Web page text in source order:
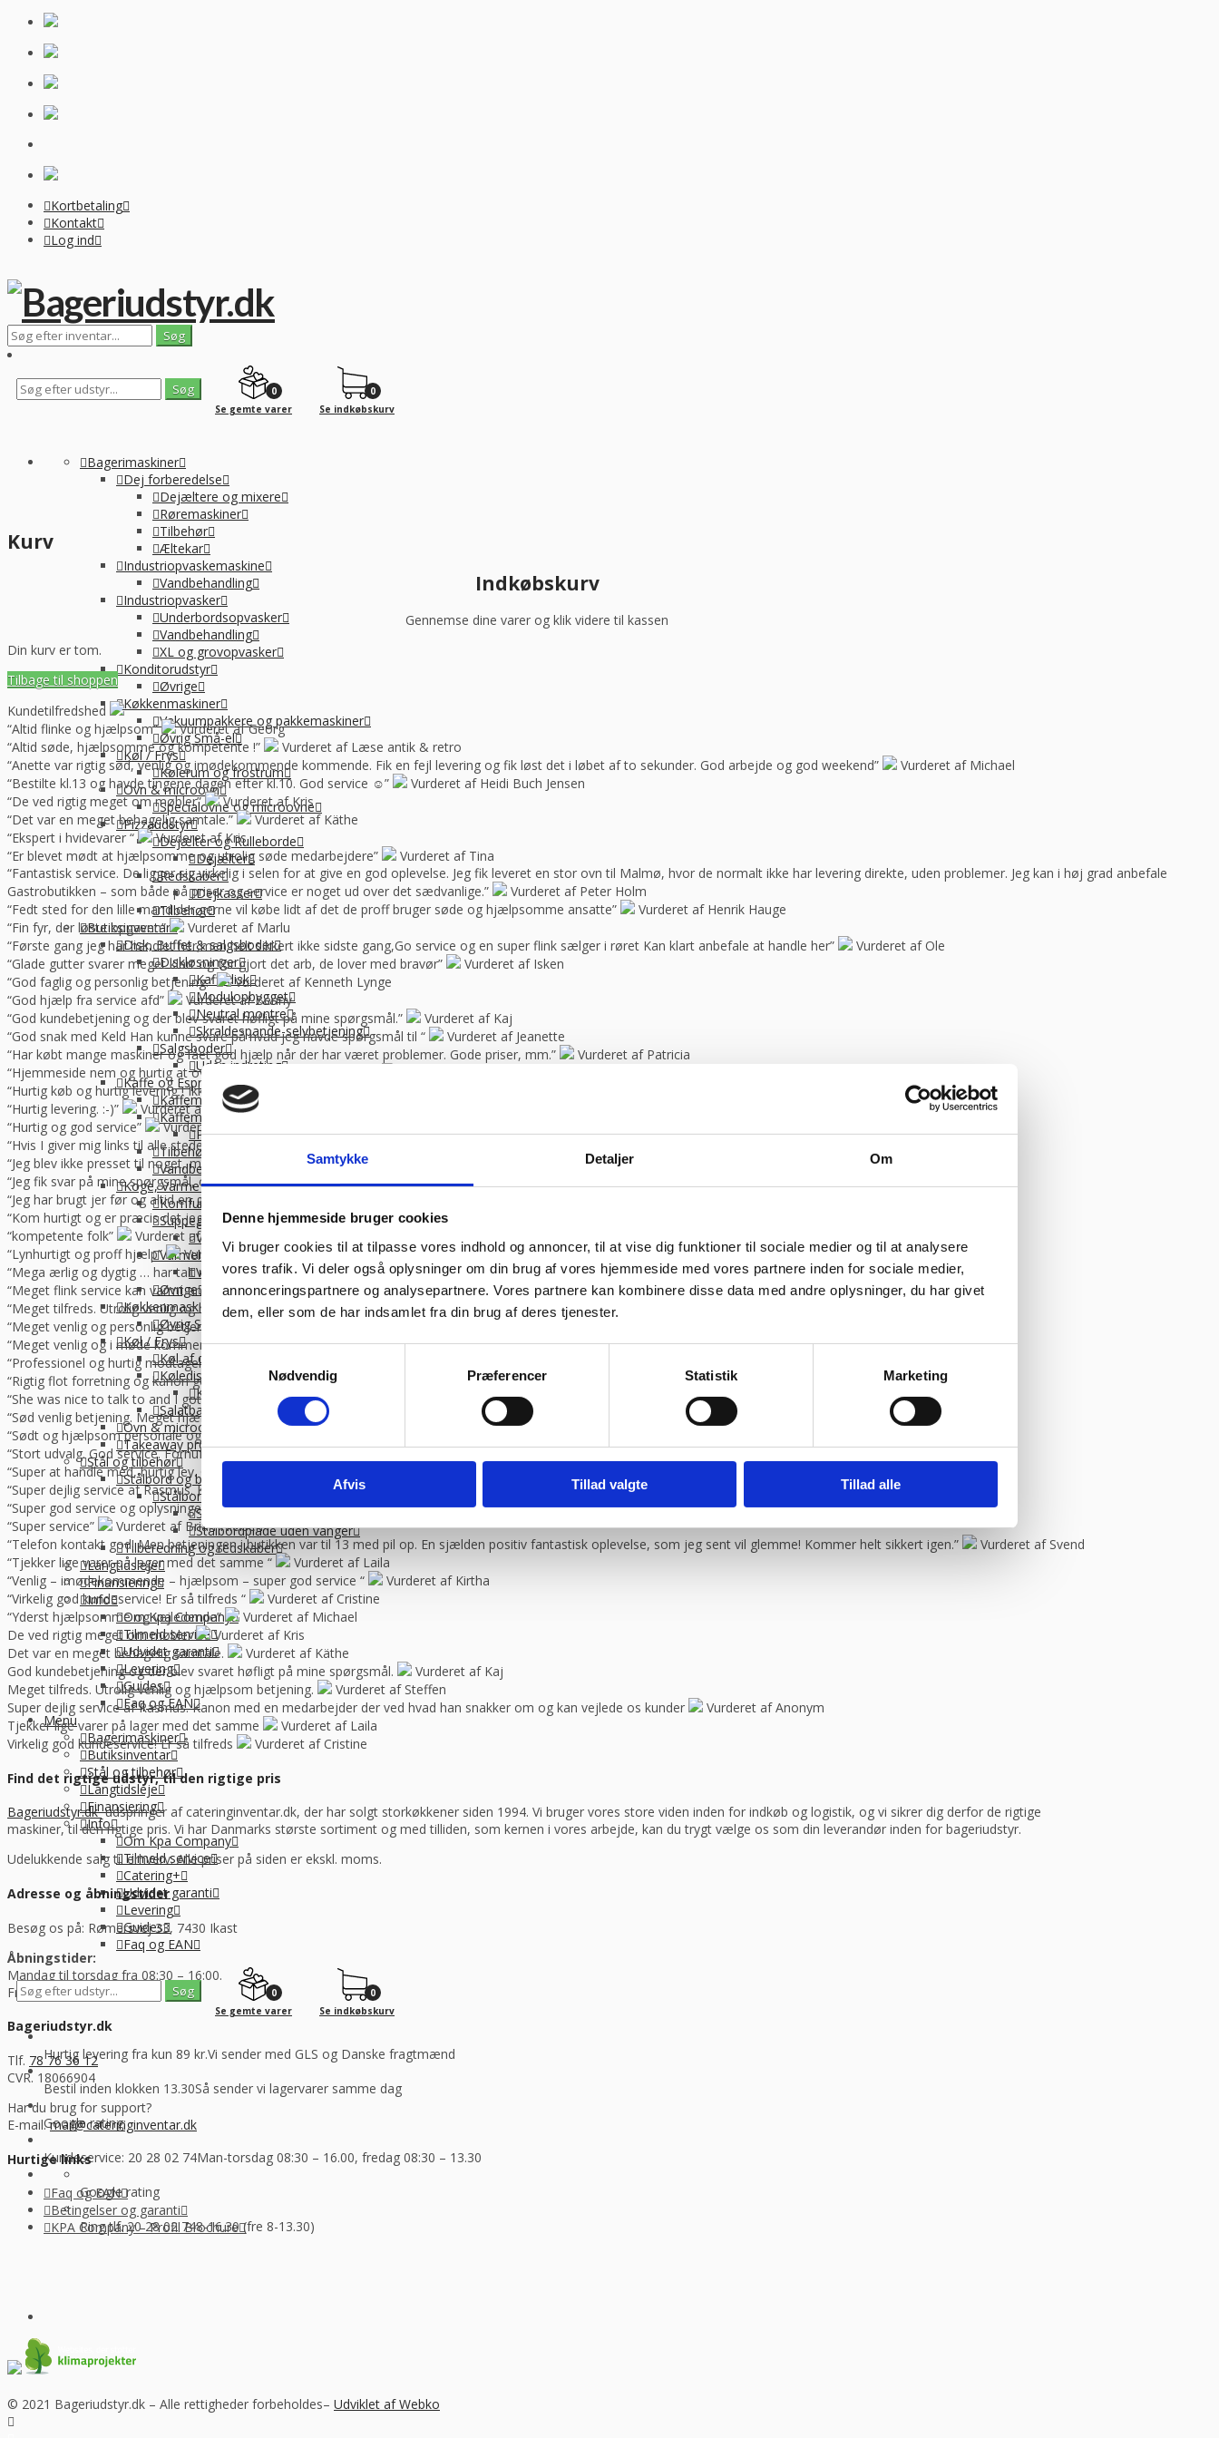
Samtykke Detaljer Om
Denne hjemmeside bruger cookies
Vi bruger cookies til at tilpasse vores indhold og annoncer, til at vise dig funktioner til sociale medier og til at analysere
vores trafik. Vi deler også oplysninger om din brug af vores hjemmeside med vores partnere inden for sociale medier,
annonceringspartnere og analysepartnere. Vores partnere kan kombinere disse data med andre oplysninger, du har givet
dem, eller som de har indsamlet fra din brug af deres tjenester.
Samtykkevalg
Nødvendig
Præferencer Statistik Marketing
Afvis Tillad valgte Tillad alle
Kortbetaling
Kontakt
Log ind
0
Se gemte varer
0
Se indkøbskurv
Bagerimaskiner
Dej forberedelse
Dejæltere og mixere
Røremaskiner
Tilbehør
Æltekar
Industriopvaskemaskine
Vandbehandling
Industriopvasker
Underbordsopvasker
Vandbehandling
XL og grovopvasker
Konditorudstyr
Øvrige
Køkkenmaskiner
Vakuumpakkere og pakkemaskiner
Øvrig Små-el
Køl / Frys
Kølerum og frostrum
Ovn & microovn
Specialovne og microovne
Pizzaudstyr
Dejælter og Rulleborde
Dejælter
Redskaber
Dejkasser
Tilbehør
Butiksinventar
Disk, Buffet & salgsboder
Diskløsninger
Kaffedisk
Modulopbygget
Neutral montre
Skraldespande-selvbetjening
Salgsboder
Uden indreting
Kaffe og Espresso
Kaffemaskine til baristakaffe
Kaffemaskiner til filterkaffe
Percolator kaffemaskine
Tilbehør til kaffebrygning
Vandbehandling
Koge, Varme og stege
Komfur / kogebord, EL og GAS
Suppegryde, vandvarmer og pølsevarmer
Vandvarmer og elkedel
Varmelampe, varmeplade og varmeskab
Varmeplade & varmlampe
Øvrige
Køkkenmaskiner
Øvrig Små-el
Køl / Frys
Køl af drikkevarer og vin
Køledisk, montre og kølereol
Kølemontre
Salatbar og Drop inn
Ovn & microovn
Takeaway produktion
Stål og tilbehør
Stålbord og bordplade
Stålbordplade
Stålbordplade med vanger
Stålbordplade uden vanger
Tilberedning og redskaber
Langtidsleje
Finansiering
Info
Om Kpa Company
Tilmeld service
Udvidet garanti
Levering
Guides
Faq og EAN
Menu
Bagerimaskiner
Butiksinventar
Stål og tilbehør
Langtidsleje
Finansiering
Info
Om Kpa Company
Tilmeld service
Catering+
Udvidet garanti
Levering
Guides
Faq og EAN
0
Se gemte varer
0
Se indkøbskurv
Hurtig levering fra kun 89 kr.Vi sender med GLS og Danske fragtmænd
Bestil inden klokken 13.30Så sender vi lagervarer samme dag
Google rating:
Kundeservice: 20 28 02 74Man-torsdag 08:30 – 16.00, fredag 08:30 – 13.30
Google rating
Ring tlf. 20 28 02 748-16.30 (fre 8-13.30)
Kurv
Indkøbskurv
Gennemse dine varer og klik videre til kassen
Din kurv er tom.
Tilbage til shoppen
Kundetilfredshed
“Altid flinke og hjælpsom”
Vurderet af Georg
“Altid søde, hjælpsomme og kompetente !”
Vurderet af Læse antik & retro
“Anette var rigtig sød, venlig og imødekommende kommende. Fik en fejl levering og fik løst det i løbet af to sekunder. God arbejde og god weekend”
Vurderet af Michael
“Bestilte kl.13 og havde tingene dagen efter kl.10. God service ☺”
Vurderet af Heidi Buch Jensen
“De ved rigtig meget om møbler”
Vurderet af Kris
“Det var en meget behagelig samtale.”
Vurderet af Käthe
“Ekspert i hvidevarer “
Vurderet af Kris
“Er blevet mødt at hjælpsomme og utrolig søde medarbejdere”
Vurderet af Tina
“Fantastisk service. De ligger sig virkelig i selen for at give en god oplevelse. Jeg fik leveret en stor ovn til Malmø, hvor de normalt ikke har levering direkte, uden problemer. Jeg kan i høj grad anbefale
Gastrobutikken – som både på priser og service er noget ud over det sædvanlige.”
Vurderet af Peter Holm
“Fedt sted for den lille mand der gerne vil købe lidt af det de proff bruger søde og hjælpsomme ansatte”
Vurderet af Henrik Hauge
“Fin fyr, der løste opgaven”
Vurderet af Marlu
“Første gang jeg har handlet her,men helt sikkert ikke sidste gang,Go service og en super flink sælger i røret Kan klart anbefale at handle her”
Vurderet af Ole
“Glade gutter svarer meget klart og for gjort det arb, de lover med bravør”
Vurderet af Isken
“God faglig og personlig betjening.”
Vurderet af Kenneth Lynge
“God hjælp fra service afd”
Vurderet af Benny
“God kundebetjening og der blev svaret høfligt på mine spørgsmål.”
Vurderet af Kaj
“God snak med Keld Han kunne svare på hvad jeg havde spørgsmål til “
Vurderet af Jeanette
“Har købt mange maskiner og fået god hjælp når der har været problemer. Gode priser, mm.”
Vurderet af Patricia
“Hjemmeside nem og hurtig at overskue samt hurtig betjening”
“Hurtig køb og hurtig levering ! Ikke så meget pjat “
“Hurtig levering. :-)”
Vurderet af Birgitte Andersen
“Hurtig og god service”
Vurderet af Build consult Ivs
“Hvis I giver mig links til alle steder, hvor jeg kan rose jer til skyerne, så skal jeg med fornøjelse skrive niget”
“Jeg blev ikke presset til noget, men fik nogle seriøse svar på mine spørgsmål. Jeg vender tilbage”
Vurderet af Arden selskabslokaler
“Jeg fik svar på mine spørgsmål, og der var god service og tålmodighed.”
Vurderet af Adem
“Jeg har brugt jer før og altid en god service!”
“Kom hurtigt og er præcis det jeg bestilte. Pakket forsvarligt”
Vurderet af Ani Hof
“kompetente folk”
Vurderet af Frank
“Lynhurtigt og proff hjælp”
Vurderet af Christina
“Mega ærlig og dygtig … har talt med 10 forskellige forhandler men ingen gav mig den samme tryghed som jer”
Vurderet af Lida
“Meget flink service kan varmt anbefales”
Vurderet af Ole
“Meget tilfreds. Utrolig venlig og hjælpsom betjening.”
Vurderet af Steffen
“Meget venlig og personlig betjening. Det var en god oplevelse.”
“Meget venlig og i møde kommende.”
Vurderet af Kirsten
“Professionel og hurtig modtagelse af de leverede varer. Nice samarbejde”
“Rigtig flot forretning og kanon god service.”
Vurderet af Tommy Bengtson
“She was nice to talk to and I got the information I needed “
Vurderet af Christopher
“Sød venlig betjening. Meget hjælpsom”
Vurderet af Charlotte
“Sødt og hjælpsom personale og ok priser”
“Stort udvalg. God service. Fornuftige priser.”
“Super at handle med, hurtig lev. God service.”
“Super dejlig service af Rasmus. Kanon med en medarbejder der ved hvad han snakker om og kan vejlede os kunder”
“Super god service og oplysninger som vi kan bruge til noget. For klart vores anbefalinger.”
Vurderet af anonym
“Super service”
Vurderet af Brian Nielsen
“Telefon kontakt god! Men betjeningen i butikken var til 13 med pil op. En sjælden positiv fantastisk oplevelse, som jeg sent vil glemme! Kommer helt sikkert igen.”
Vurderet af Svend
“Tjekker lige varer på lager med det samme “
Vurderet af Laila
“Venlig – imødekommende – hjælpsom – super god service “
Vurderet af Kirtha
“Virkelig god kundeservice! Er så tilfreds “
Vurderet af Cristine
“Yderst hjælpsomme og vejledende”
Vurderet af Michael
De ved rigtig meget om møbler
Vurderet af Kris
Det var en meget behagelig samtale.
Vurderet af Käthe
God kundebetjening og der blev svaret høfligt på mine spørgsmål.
Vurderet af Kaj
Meget tilfreds. Utrolig venlig og hjælpsom betjening.
Vurderet af Steffen
Super dejlig service af Rasmus. Kanon med en medarbejder der ved hvad han snakker om og kan vejlede os kunder
Vurderet af Anonym
Tjekker lige varer på lager med det samme
Vurderet af Laila
Virkelig god kundeservice! Er så tilfreds
Vurderet af Cristine
Find det rigtige udstyr, til den rigtige pris
Bageriudstyr.dkudspringer af cateringinventar.dk, der har solgt storkøkkener siden 1994. Vi bruger vores store viden inden for indkøb og logistik, og vi sikrer dig derfor de rigtige
maskiner, til den rigtige pris. Vi har Danmarks største sortiment og med tilliden, som kernen i vores arbejde, kan du trygt vælge os som din leverandør inden for bageriudstyr.
Udelukkende salg til erhverv. Alle priser på siden er ekskl. moms.
Adresse og åbningstider
Besøg os på: Rømersvej 33, 7430 Ikast
Åbningstider:
Mandag til torsdag fra 08:30 – 16:00.
Fredag fra 08.30 – 13.30.
Bageriudstyr.dk
Tlf. 78 76 36 12
CVR. 18066904
Har du brug for support?
E-mail:mail@cateringinventar.dk
Hurtige links
Faq og EAN
Betingelser og garanti
KPA Company – Profil Brochure
© 2021 Bageriudstyr.dk – Alle rettigheder forbeholdes– Udviklet af Webko